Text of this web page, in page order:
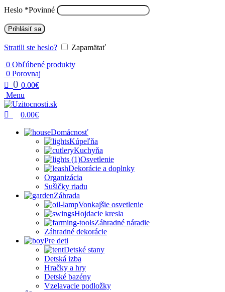
Heslo *Povinné
Prihlásiť sa
Stratili ste heslo?
Zapamätať
0 Obľúbené produkty
0 Porovnaj
0 0.00€
Menu
0.00€
Domácnosť
Kúpeľňa
Kuchyňa
Osvetlenie
Dekorácie a doplnky
Organizácia
Sušičky riadu
Záhrada
Vonkajšie osvetlenie
Hojdacie kresla
Záhradné náradie
Záhradné dekorácie
Pre deti
Detské stany
Detská izba
Hračky a hry
Detské bazény
Vzelavacie podložky